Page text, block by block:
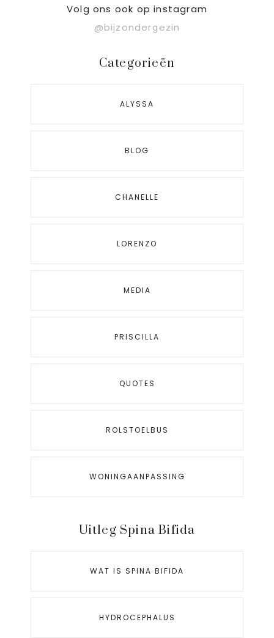
Sidebar
Volg ons ook op instagram
@bijzondergezin
Categorieën
ALYSSA
BLOG
CHANELLE
LORENZO
MEDIA
PRISCILLA
QUOTES
ROLSTOELBUS
WONINGAANPASSING
Uitleg Spina Bifida
WAT IS SPINA BIFIDA
HYDROCEPHALUS